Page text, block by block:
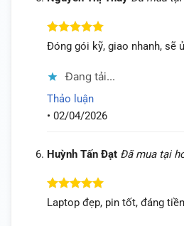
Được xếp
hạng 5
Đóng gói kỹ, giao nhanh, sẽ
Đang tải...
Thảo luận
• 02/04/2026
Huỳnh Tấn Đạt Đã mua tại
Được xếp
hạng 5
5
Laptop đẹp, pin tốt, đáng tiền